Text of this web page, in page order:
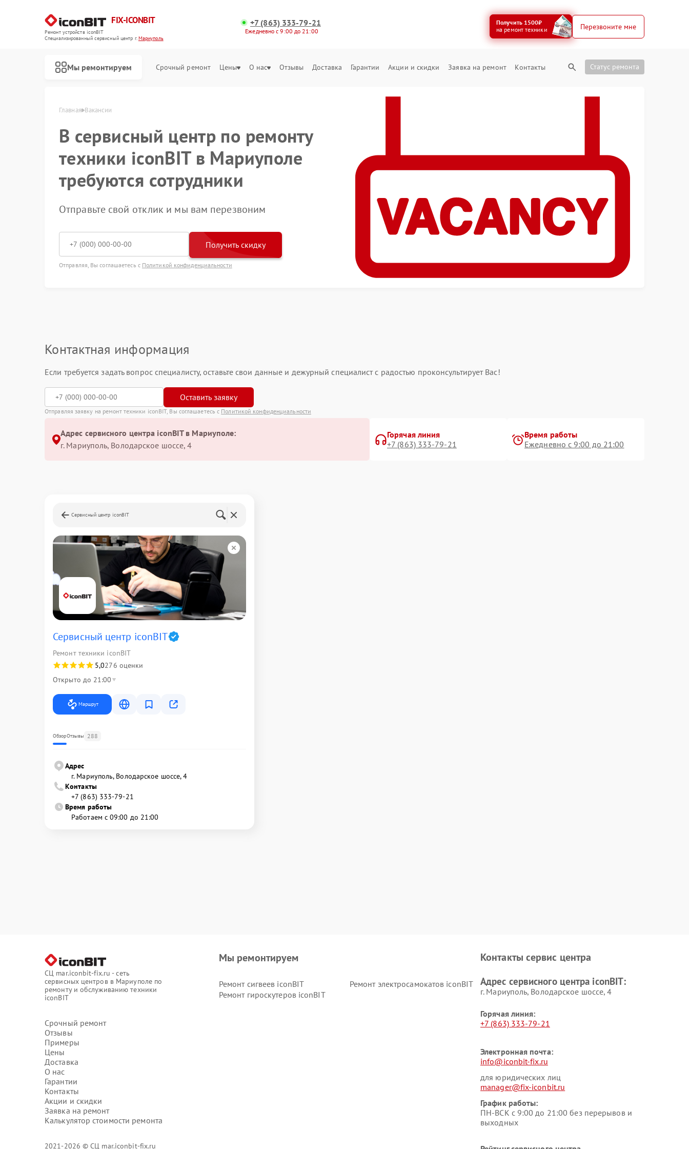
FIX-ICONBIT
Ремонт устройств iconBIT
Специализированный cервисный центр г.Мариуполь
+7 (863) 333-79-21
Ежедневно с 9:00 до 21:00
Получить 1500₽
на ремонт техники
Перезвоните мне
Мы ремонтируем Срочный ремонт Цены О нас Отзывы Доставка Гарантии Акции и скидки Заявка на ремонт Контакты Статус ремонта
Главная Вакансии
В сервисный центр по ремонту
техники iconBIT в Мариуполе
требуются сотрудники
Отправьте свой отклик и мы вам перезвоним
Получить скидку
Отправляя, Вы соглашаетесь с Политикой конфиденциальности
Контактная информация
Если требуется задать вопрос специалисту, оставьте свои данные и дежурный специалист с радостью проконсультирует Вас!
Оставить заявку
Отправляя заявку на ремонт техники iconBIT, Вы соглашаетесь с Политикой конфиденциальности
Адрес сервисного центра iconBIT в Мариуполе:
г. Мариуполь, Володарское шоссе, 4
Горячая линия
+7 (863) 333-79-21
Время работы
Ежедневно с 9:00 до 21:00
Сервисный центр iconBIT
Сервисный центр iconBIT
Ремонт техники iconBIT
5,0276 оценки
Открыто до 21:00
Маршрут
ОбзорОтзывы 288
Адрес
г. Мариуполь, Володарское шоссе, 4
Контакты
+7 (863) 333-79-21
Время работы
Работаем с 09:00 до 21:00
СЦ mar.iconbit-fix.ru - сеть
сервисных центров в Мариуполе по
ремонту и обслуживанию техники
iconBIT
Срочный ремонт
Отзывы
Примеры
Цены
Доставка
О нас
Гарантии
Контакты
Акции и скидки
Заявка на ремонт
Калькулятор стоимости ремонта
2021-2026 © СЦ mar.iconbit-fix.ru
Мы ремонтируем
Ремонт сигвеев iconBIT
Ремонт электросамокатов iconBIT
Ремонт гироскутеров iconBIT
Контакты сервис центра
Адрес сервисного центра iconBIT:
г. Мариуполь, Володарское шоссе, 4
Горячая линия:
+7 (863) 333-79-21
Электронная почта:
info@iconbit-fix.ru
для юридических лиц
manager@fix-iconbit.ru
График работы:
ПН-ВСК с 9:00 до 21:00 без перерывов и
выходных